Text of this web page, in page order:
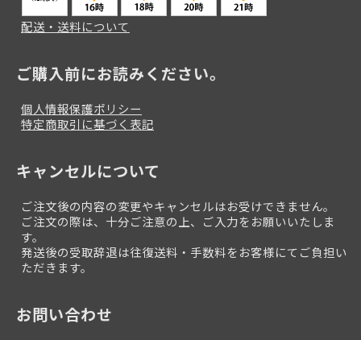
配送・送料について
ご購入前にお読みください。
個人情報保護ポリシー
特定商取引に基づく表記
キャンセルについて
ご注文後の内容の変更やキャンセルはお受けできません。
ご注文の際は、十分ご注意の上、ご入力をお願いいたしま
す。
発送後の受取辞退は往復送料・手数料をお客様にてご負担い
ただきます。
お問い合わせ